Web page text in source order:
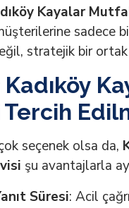
Kayalar
sadece
stratejik bir
seçenek olsa da,
şu avantajlarla
Süresi: Acil